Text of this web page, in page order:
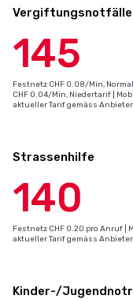
Vergiftungsnotfälle
145
Festnetz CHF 0.08/Min,
CHF 0.04/Min, Niedertarif |
aktueller Tarif gemäss Anbieter
Strassenhilfe
140
Festnetz CHF 0.20 pro Anruf |
aktueller Tarif gemäss Anbieter
Kinder-/